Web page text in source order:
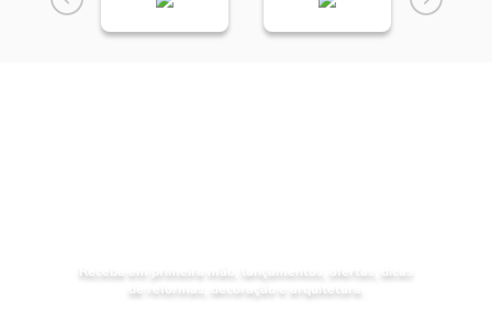
Receba em primeira mão, lançamentos, ofertas, dicas
de reformas, decoração e arquitetura.